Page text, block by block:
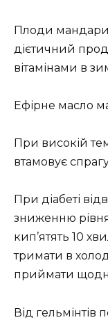
Плоди
дієтичний
вітамінами в
Ефірне масло
При високій
втамовує
При діабеті
зниженню
кип’ятять 10
тримати в
приймати
Від гельмінтів